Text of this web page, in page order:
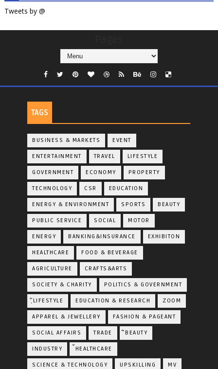
Tweets by @
TAGS
BUSINESS & MARKETS EVENT
ENTERTAINMENT TRAVEL LIFESTYLE
GOVERNMENT ECONOMY PROPERTY
TECHNOLOGY CSR EDUCATION
ENERGY & ENVIRONMENT SPORTS BEAUTY
PUBLIC SERVICE SOCIAL MOTOR
ENERGY BANKING&INSURANCE EXHIBITON
HEALTHCARE FOOD & BEVERAGE
AGRICULTURE CRAFTS&ARTS
SOCIETY & CHARITY POLITICS & GOVERNMENT
ฺัLIFESTYLE EDUCATION & RESEARCH ZOOM
APPAREL & JEWELLERY FASHION & PAGEANT
SOCIAL AFFAIRS TRADE ิBEAUTY
INDUSTRY ้HEALTHCARE
SCIENCE & TECHNOLOGY UPSKILLING MV